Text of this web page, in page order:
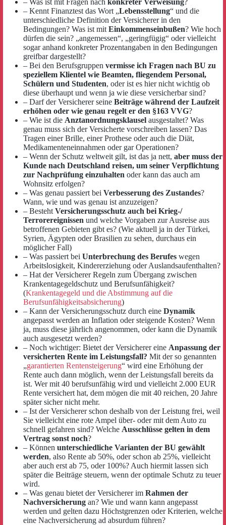
– Was ist mit Fragen nach konkreter Verweisung?
– Kennt Finanztest das Wort „Lebensstellung“ und die
unterschiedliche Definition der Versicherer in den
Bedingungen? Was ist mit Einkommenseinbußen? Wie hoch
dürfen die sein? „angemessen“, „geringfügig“ oder vielleicht
sogar anhand konkreter Prozentangaben in den Bedingungen
greifbar dargestellt?
– Bei den Berufsgruppen vermisse ich Fragen nach BU zu
speziellem Klientel wie Beamten, fliegendem Personal,
Schülern und Studenten, oder ist es hier nicht wichtig ob
diese überhaupt und wenn ja wie diese versicherbar sind?
– Darf der Versicherer seine Beiträge während der Laufzeit
erhöhen oder wie genau regelt er den §163 VVG?
– Wie ist die Anztanordnungsklausel ausgestaltet? Was
genau muss sich der Versicherte vorschreiben lassen? Das
Tragen einer Brille, einer Prothese oder auch die Diät,
Medikamenteneinnahmen oder gar Operationen?
– Wenn der Schutz weltweit gilt, ist das ja nett, aber muss der
Kunde nach Deutschland reisen, um seiner Verpflichtung
zur Nachprüfung einzuhalten oder kann das auch am
Wohnsitz erfolgen?
– Was genau passiert bei Verbesserung des Zustandes?
Wann, wie und was genau ist anzuzeigen?
– Besteht Versicherungsschutz auch bei Krieg-/
Terrorereignissen und welche Vorgaben zur Ausreise aus
betroffenen Gebieten gibt es? (Wie aktuell ja in der Türkei,
Syrien, Ägypten oder Brasilien zu sehen, durchaus ein
möglicher Fall)
– Was passiert bei Unterbrechung des Berufes wegen
Arbeitslosigkeit, Kindererziehung oder Auslandsaufenthalten?
– Hat der Versicherer Regeln zum Übergang zwischen
Krankentagegeldschutz und Berufsunfähigkeit?
(Krankentagegeld und die Abstimmung auf die
Berufsunfähigkeitsabsicherung)
– Kann der Versicherungsschutz durch eine Dynamik
angepasst werden an Inflation oder steigende Kosten? Wenn
ja, muss diese jährlich angenommen, oder kann die Dynamik
auch ausgesetzt werden?
– Noch wichtiger: Bietet der Versicherer eine Anpassung der
versicherten Rente im Leistungsfall? Mit der so genannten
„garantierten Rentensteigerung“ wird eine Erhöhung der
Rente auch dann möglich, wenn der Leistungsfall bereits da
ist. Wer mit 40 berufsunfähig wird und vielleicht 2.000 EUR
Rente versichert hat, dem mögen die mit 40 reichen, 20 Jahre
später sicher nicht mehr.
– Ist der Versicherer schon deshalb von der Leistung frei, weil
Sie vielleicht eine rote Ampel über- oder mit dem Auto zu
schnell gefahren sind? Welche Ausschlüsse gelten in dem
Vertrag sonst noch?
– Können unterschiedliche Varianten der BU gewählt
werden, also Rente ab 50%, oder schon ab 25%, vielleicht
aber auch erst ab 75, oder 100%? Auch hiermit lassen sich
später die Beiträge steuern, wenn der optimale Schutz zu teuer
wird.
– Was genau bietet der Versicherer im Rahmen der
Nachversicherung an? Wie und wann kann angepasst
werden und gelten dazu Höchstgrenzen oder Kriterien, welche
eine Nachversicherung ad absurdum führen?